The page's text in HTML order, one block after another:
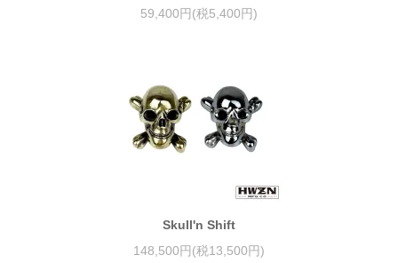
59,400円(税5,400円)
Skull'n Shift
148,500円(税13,500円)